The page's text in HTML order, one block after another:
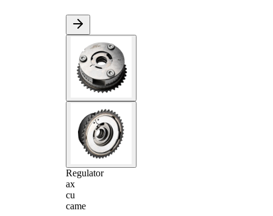
Regulator
ax
cu
came